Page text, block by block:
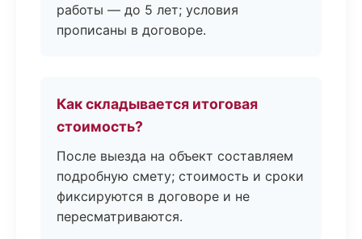
работы — до 5 лет; условия
прописаны в договоре.
Как складывается итоговая
стоимость?
После выезда на объект составляем
подробную смету; стоимость и сроки
фиксируются в договоре и не
пересматриваются.